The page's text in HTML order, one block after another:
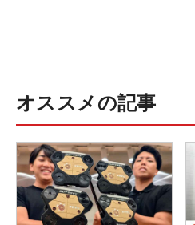
オススメの記事